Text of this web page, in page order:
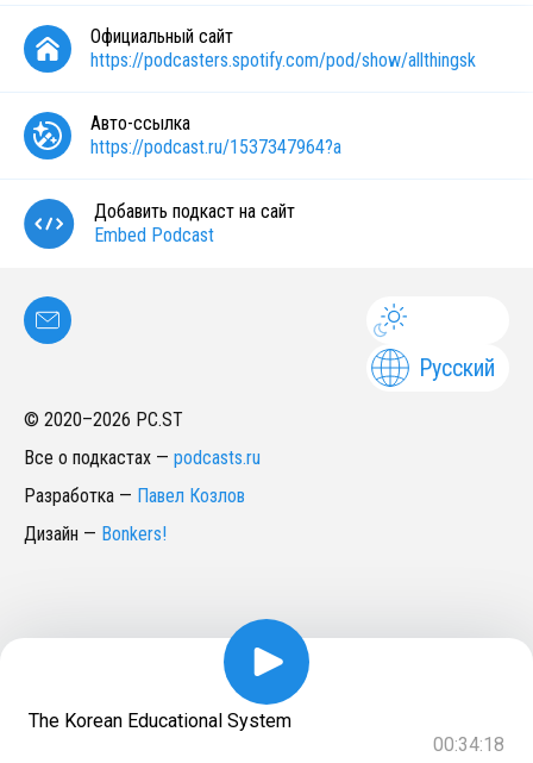
Официальный сайт
https://podcasters.spotify.com/pod/show/allthingsk
Авто-ссылка
https://podcast.ru/1537347964?a
Добавить подкаст на сайт
Embed Podcast
Русский
© 2020–2026 PC.ST
Все о подкастах — podcasts.ru
Разработка — Павел Козлов
Дизайн — Bonkers!
The Korean Educational System
00:34:18